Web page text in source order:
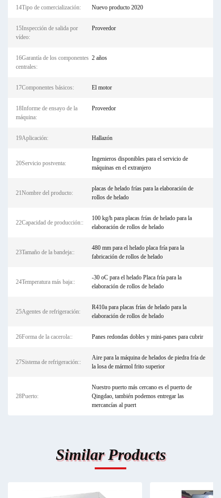
14Tipo de comercialización: Nuevo producto 2020
15Inspección de salida por
vídeo:
Proveedor
16Garantía de los componentes
centrales:
2 años
17Componentes básicos: El motor
18Informe de ensayo de la
máquina:
Proveedor
19Aplicación: Hallazón
20Servicio postventa:
Ingenieros disponibles para el servicio de
máquinas en el extranjero
21Nombre del producto:
placas de helado frías para la elaboración de
rollos de helado
22Capacidad de producción::
100 kg/h para placas frías de helado para la
elaboración de rollos de helado
23Tamaño de la bandeja::
480 mm para el helado placa fría para la
fabricación de rollos de helado
24Temperatura más baja::
-30 oC para el helado Placa fría para la
elaboración de rollos de helado
25Agentes de refrigeración:
R410a para placas frías de helado para la
elaboración de rollos de helado
26Forma de la cacerola:: Panes redondas dobles y mini-panes para cubrir
27Sistema de refrigeración::
Aire para la máquina de helados de piedra fría de
la losa de mármol frito superior
28Puerto:
Nuestro puerto más cercano es el puerto de
Qingdao, también podemos entregar las
mercancías al puert
Similar Products